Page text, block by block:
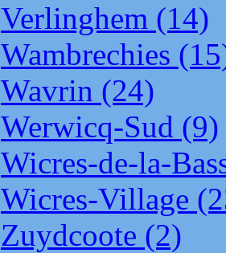
Verlinghem (14)
Wambrechies
Wavrin (24)
Werwicq-Sud (9)
Wicres-de-la-
Wicres-Village
Zuydcoote (2)